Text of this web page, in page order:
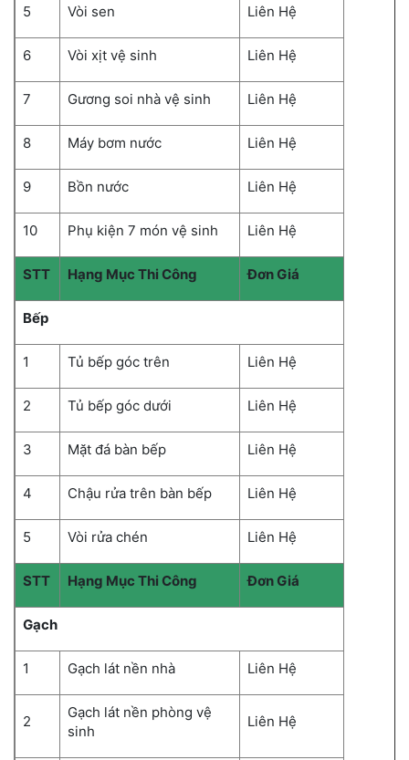
5 Vòi sen Liên Hệ
6 Vòi xịt vệ sinh Liên Hệ
7 Gương soi nhà vệ sinh Liên Hệ
8 Máy bơm nước Liên Hệ
9 Bồn nước Liên Hệ
10 Phụ kiện 7 món vệ sinh Liên Hệ
STT Hạng Mục Thi Công Đơn Giá
Bếp
1 Tủ bếp góc trên Liên Hệ
2 Tủ bếp góc dưới Liên Hệ
3 Mặt đá bàn bếp Liên Hệ
4 Chậu rửa trên bàn bếp Liên Hệ
5 Vòi rửa chén Liên Hệ
STT Hạng Mục Thi Công Đơn Giá
Gạch
1 Gạch lát nền nhà Liên Hệ
2
Gạch lát nền phòng vệ
sinh
Liên Hệ